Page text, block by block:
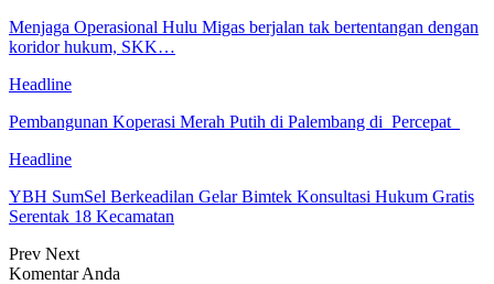
Menjaga Operasional Hulu Migas berjalan tak bertentangan dengan
koridor hukum, SKK…
Headline
Pembangunan Koperasi Merah Putih di Palembang di Percepat
Headline
YBH SumSel Berkeadilan Gelar Bimtek Konsultasi Hukum Gratis
Serentak 18 Kecamatan
Prev Next
Komentar Anda